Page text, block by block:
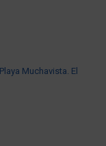
Muchavista. El